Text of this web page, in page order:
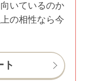
いているのか
の相性なら今
ト